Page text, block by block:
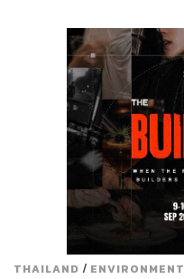
THAILAND / ENVIRONMENT